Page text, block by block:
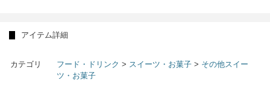
アイテム詳細
カテゴリ フード・ドリンク > スイーツ・お菓子 > その他スイー
ツ・お菓子